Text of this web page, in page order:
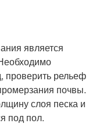
является
проверить рельеф
почвы.
слоя песка и
под пол.